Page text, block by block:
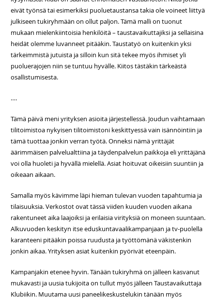
eivät työnsä tai esimerkiksi puoluetaustansa takia ole voineet liittyä
julkiseen tukiryhmään on ollut paljon. Tämä malli on tuonut
mukaan mielenkiintoisia henkilöitä – taustavaikuttajiksi ja sellaisina
heidät olemme luvanneet pitääkin. Taustatyö on kuitenkin yksi
tärkeimmistä jutuista ja silloin kun sitä tekee myös ihmiset yli
puoluerajojen niin se tuntuu hyvälle. Kiitos tästäkin tärkeästä
osallistumisesta.
….
Tämä päivä meni yrityksen asioita järjestellessä. Joudun vaihtamaan
tilitoimistoa nykyisen tilitoimistoni keskittyessä vain isännöintiin ja
tämä tuottaa jonkin verran työtä. Onneksi nämä yrittäjät
äärimmäisen palvelualttiina ja täydenpalvelun paikkoja eli yrittäjänä
voi olla huoleti ja hyvällä mielellä. Asiat hoituvat oikeisiin suuntiin ja
oikeaan aikaan.
Samalla myös kävimme läpi hieman tulevan vuoden tapahtumia ja
tilaisuuksia. Verkostot ovat tässä viiden kuuden vuoden aikana
rakentuneet aika laajoiksi ja erilaisia virityksiä on moneen suuntaan.
Alkuvuoden keskityn itse eduskuntavaalikampanjaan ja tv-puolella
karanteeni pitääkin poissa ruudusta ja työttömänä väkistenkin
jonkin aikaa. Yrityksen asiat kuitenkin pyörivät eteenpäin.
Kampanjakin etenee hyvin. Tänään tukiryhmä on jälleen kasvanut
mukavasti ja uusia tukijoita on tullut myös jälleen Taustavaikuttaja
Klubiikin. Muutama uusi paneelikeskustelukin tänään myös